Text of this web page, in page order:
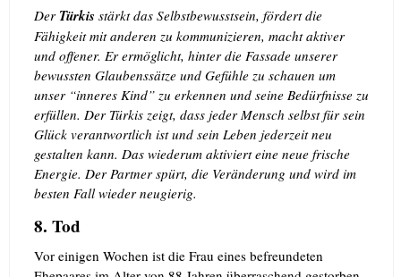
DerTürkis stärkt das Selbstbewusstsein, fördert die
Fähigkeit mit anderen zu kommunizieren, macht aktiver
und offener. Er ermöglicht, hinter die Fassade unserer
bewussten Glaubenssätze und Gefühle zu schauen um
unser “inneres Kind” zu erkennen und seine Bedürfnisse zu
erfüllen. Der Türkis zeigt, dass jeder Mensch selbst für sein
Glück verantwortlich ist und sein Leben jederzeit neu
gestalten kann. Das wiederum aktiviert eine neue frische
Energie. Der Partner spürt, die Veränderung und wird im
besten Fall wieder neugierig.
8. Tod
Vor einigen Wochen ist die Frau eines befreundeten